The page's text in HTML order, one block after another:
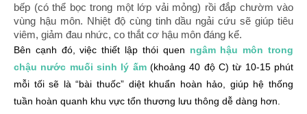
bếp (có thể bọc trong một lớp vải mỏng) rồi đắp chườm vào
vùng hậu môn. Nhiệt độ cùng tinh dầu ngải cứu sẽ giúp tiêu
viêm, giảm đau nhức, co thắt cơ hậu môn đáng kể.
Bên cạnh đó, việc thiết lập thói quen ngâm hậu môn trong
chậu nước muối sinh lý ấm(khoảng 40 độ C) từ 10-15 phút
mỗi tối sẽ là “bài thuốc” diệt khuẩn hoàn hảo, giúp hệ thống
tuần hoàn quanh khu vực tổn thương lưu thông dễ dàng hơn.